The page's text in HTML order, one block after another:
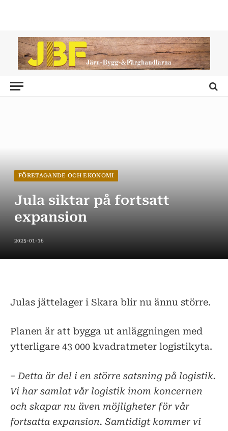
FÖRETAGANDE OCH EKONOMI
Jula siktar på fortsatt
expansion
2025-01-16
Julas jättelager i Skara blir nu ännu större.
Planen är att bygga ut anläggningen med
ytterligare 43 000 kvadratmeter logistikyta.
− Detta är del i en större satsning på logistik.
Vi har samlat vår logistik inom koncernen
och skapar nu även möjligheter för vår
fortsatta expansion. Samtidigt kommer vi